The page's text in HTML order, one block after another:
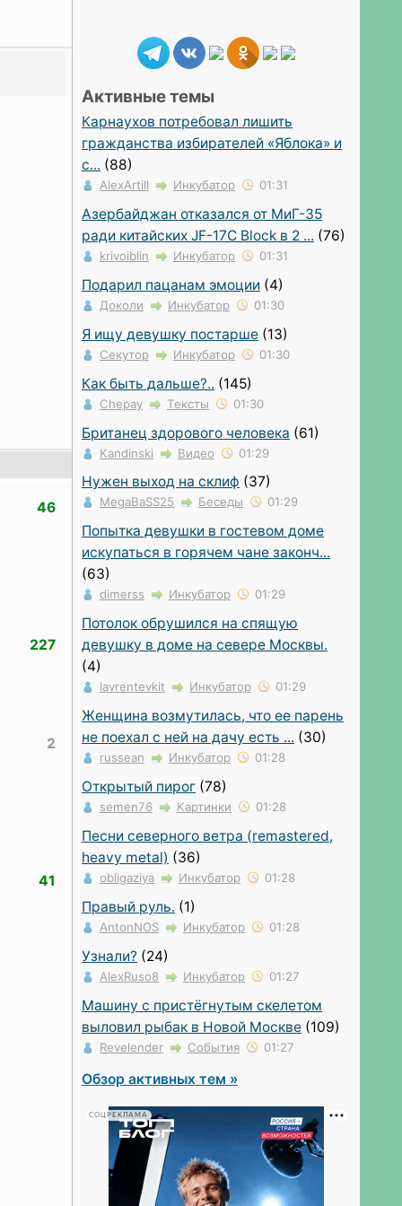
46
227
2
41
Активные темы
Карнаухов потребовал лишить
гражданства избирателей «Яблока» и
с... (88)
AlexArtill Инкубатор 01:31
Азербайджан отказался от МиГ-35
ради китайских JF-17C Block в 2 ... (76)
krivoiblin Инкубатор 01:31
Подарил пацанам эмоции (4)
Доколи Инкубатор 01:30
Я ищу девушку постарше (13)
Секутор Инкубатор 01:30
Как быть дальше?.. (145)
Chepay Тексты 01:30
Британец здорового человека (61)
Kandinski Видео 01:29
Нужен выход на склиф (37)
MegaBaSS25 Беседы 01:29
Попытка девушки в гостевом доме
искупаться в горячем чане законч...
(63)
dimerss Инкубатор 01:29
Потолок обрушился на спящую
девушку в доме на севере Москвы.
(4)
lavrentevkit Инкубатор 01:29
Женщина возмутилась, что ее парень
не поехал с ней на дачу есть ... (30)
russean Инкубатор 01:28
Открытый пирог (78)
semen76 Картинки 01:28
Песни северного ветра (remastered,
heavy metal) (36)
obligaziya Инкубатор 01:28
Правый руль. (1)
AntonNOS Инкубатор 01:28
Узнали? (24)
AlexRuso8 Инкубатор 01:27
Машину с пристёгнутым скелетом
выловил рыбак в Новой Москве (109)
Revelender События 01:27
Обзор активных тем »
СОЦРЕКЛАМА